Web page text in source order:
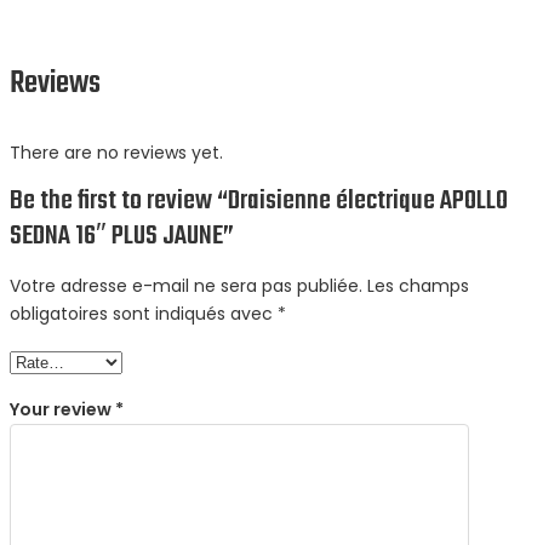
Reviews
There are no reviews yet.
Be the first to review “Draisienne électrique APOLLO
SEDNA 16″ PLUS JAUNE”
Votre adresse e-mail ne sera pas publiée. Les champs
obligatoires sont indiqués avec *
Your review *